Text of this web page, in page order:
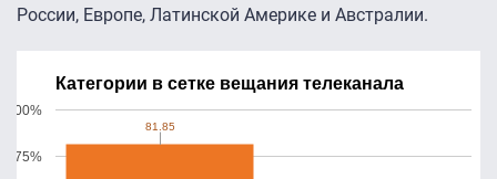
России, Европе, Латинской Америке и Австралии.
Категории в сетке вещания телеканала
75%
100%
81.85
81.85